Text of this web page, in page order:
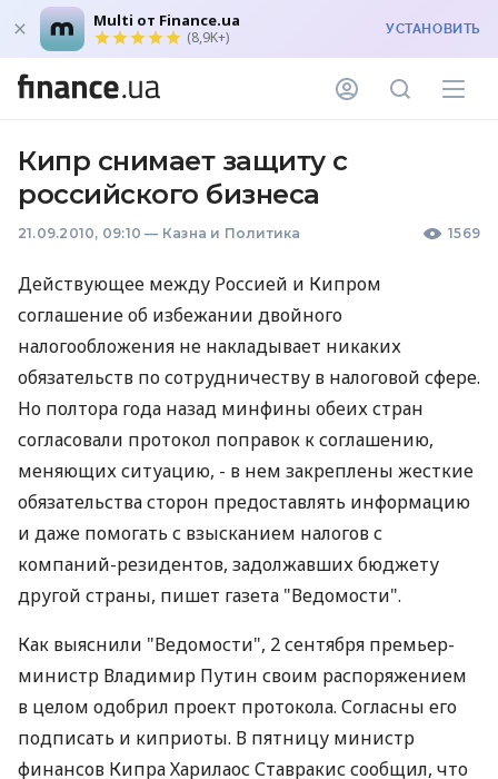
Multi от Finance.ua
(8,9K+) УСТАНОВИТЬ
Кипр снимает защиту с
российского бизнеса
21.09.2010, 09:10 — Казна и Политика 1569
Действующее между Россией и Кипром
соглашение об избежании двойного
налогообложения не накладывает никаких
обязательств по сотрудничеству в налоговой сфере.
Но полтора года назад минфины обеих стран
согласовали протокол поправок к соглашению,
меняющих ситуацию, - в нем закреплены жесткие
обязательства сторон предоставлять информацию
и даже помогать с взысканием налогов с
компаний-резидентов, задолжавших бюджету
другой страны, пишет газета "Ведомости".
Как выяснили "Ведомости", 2 сентября премьер-
министр Владимир Путин своим распоряжением
в целом одобрил проект протокола. Согласны его
подписать и киприоты. В пятницу министр
финансов Кипра Харилаос Ставракис сообщил, что